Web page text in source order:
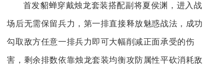
首发貂蝉穿戴烛龙套装搭配副将夏侯渊，进入战
场后无需保留兵力，第一排直接释放魅惑战法，成功
勾取敌方任意一排兵力即可大幅削减正面承受的伤
害，剩余排数依靠烛龙套装均衡攻防属性平砍消耗敌